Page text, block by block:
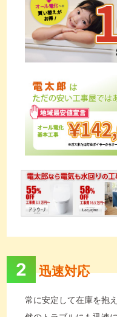
2 迅速対応
常に安定して在庫を抱